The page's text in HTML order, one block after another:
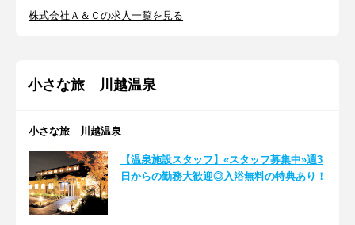
株式会社Ａ＆Ｃの求人一覧を見る
小さな旅 川越温泉
小さな旅 川越温泉
【温泉施設スタッフ】«スタッフ募集中»週3
日からの勤務大歓迎◎入浴無料の特典あり！